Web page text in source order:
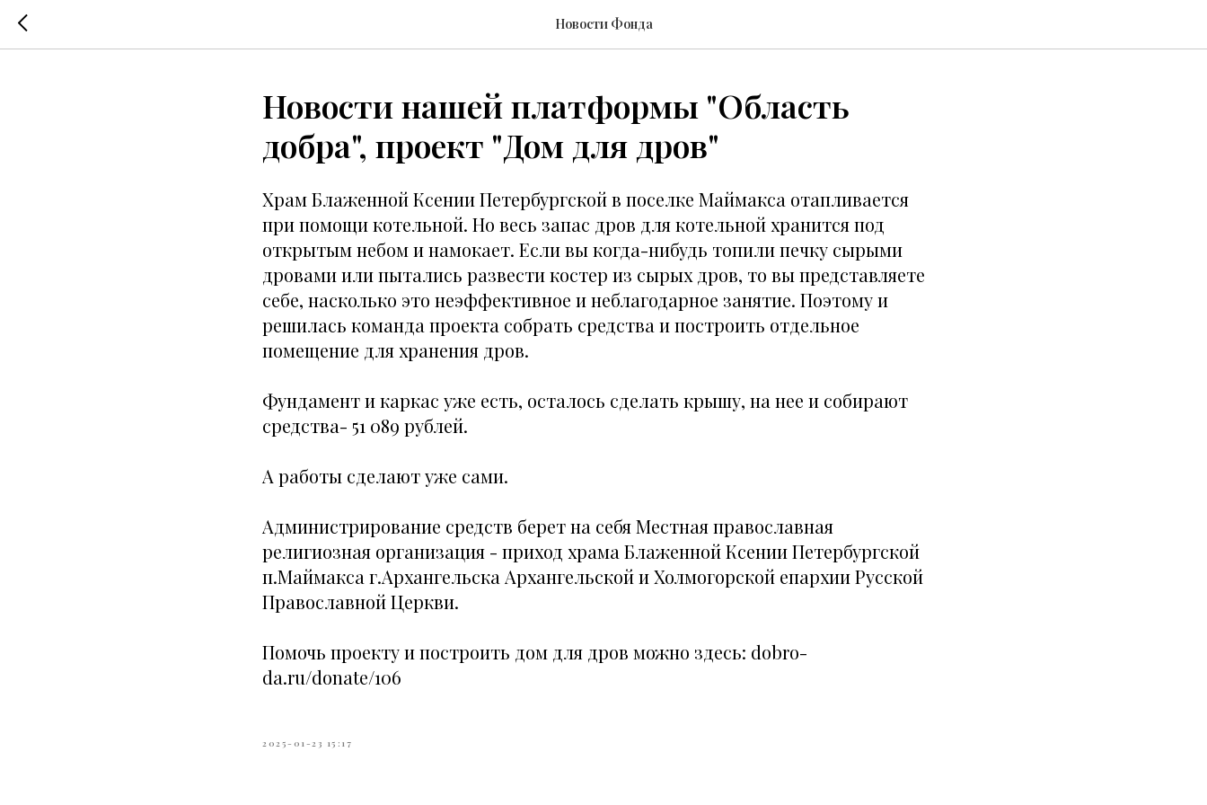
Новости Фонда
Новости нашей платформы "Область
добра", проект "Дом для дров"
Храм Блаженной Ксении Петербургской в поселке Маймакса отапливается
при помощи котельной. Но весь запас дров для котельной хранится под
открытым небом и намокает. Если вы когда-нибудь топили печку сырыми
дровами или пытались развести костер из сырых дров, то вы представляете
себе, насколько это неэффективное и неблагодарное занятие. Поэтому и
решилась команда проекта собрать средства и построить отдельное
помещение для хранения дров.
Фундамент и каркас уже есть, осталось сделать крышу, на нее и собирают
средства- 51 089 рублей.
А работы сделают уже сами.
Администрирование средств берет на себя Местная православная
религиозная организация - приход храма Блаженной Ксении Петербургской
п.Маймакса г.Архангельска Архангельской и Холмогорской епархии Русской
Православной Церкви.
Помочь проекту и построить дом для дров можно здесь: dobro-
da.ru/donate/106
2025-01-23 15:17